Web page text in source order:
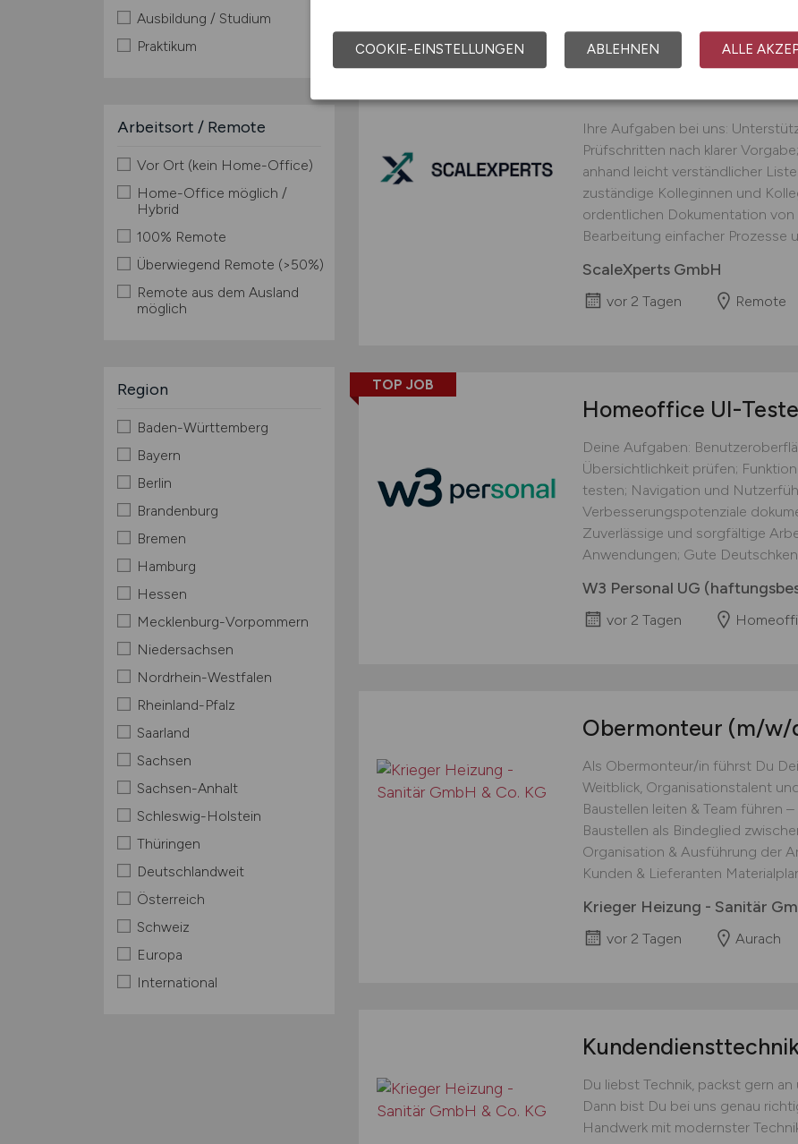
Ausbildung / Studium
Praktikum
Arbeitsort / Remote
Vor Ort (kein Home-Office)
Home-Office möglich /
Hybrid
100% Remote
Überwiegend Remote (>50%)
Remote aus dem Ausland
möglich
Region
Baden-Württemberg
Bayern
Berlin
Brandenburg
Bremen
Hamburg
Hessen
Mecklenburg-Vorpommern
Niedersachsen
Nordrhein-Westfalen
Rheinland-Pfalz
Saarland
Sachsen
Sachsen-Anhalt
Schleswig-Holstein
Thüringen
Deutschlandweit
Österreich
Schweiz
Europa
International
TOP JOB
Assistent (m/w/d)
Ihre Aufgaben bei uns:
Prüfschritten nach klarer
anhand leicht verständlicher
zuständige Kolleginnen und
ordentlichen Dokumentation
Bearbeitung einfacher Prozesse
ScaleXperts GmbH
vor 2 Tagen Remote
TOP JOB
Homeoffice UI-
Deine Aufgaben:
Übersichtlichkeit prüfen;
testen; Navigation und
Verbesserungspotenziale
Zuverlässige und sorgfältige
Anwendungen; Gute
W3 Personal UG
vor 2 Tagen
Obermonteur (m/w/
Als Obermonteur/in führst Du
Weitblick, Organisationstalent
Baustellen leiten & Team führen
Baustellen als Bindeglied
Organisation & Ausführung der
Kunden & Lieferanten
Krieger Heizung - Sanitär
vor 2 Tagen Aurach
Du liebst Technik, packst gern
Dann bist Du bei uns genau
Handwerk mit modernster
COOKIE-EINSTELLUNGEN ABLEHNEN ALLE